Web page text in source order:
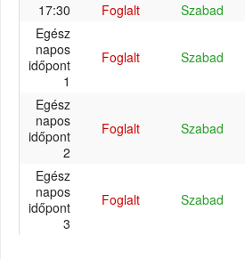
17:30
Foglalt Szabad
Egész
napos
időpont
1
Foglalt Szabad
Egész
napos
időpont
2
Foglalt Szabad
Egész
napos
időpont
3
Foglalt Szabad